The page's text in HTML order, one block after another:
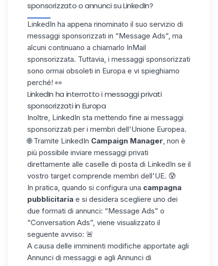
sponsorizzato o annunci su LinkedIn?
LinkedIn ha appena rinominato il suo servizio di
messaggi sponsorizzati in “Message Ads”, ma
alcuni continuano a chiamarlo InMail
sponsorizzata. Tuttavia, i messaggi sponsorizzati
sono ormai obsoleti in Europa e vi spieghiamo
perché! 👀
LinkedIn ha interrotto i messaggi privati
sponsorizzati in Europa
Inoltre, LinkedIn sta mettendo fine ai messaggi
sponsorizzati per i membri dell'Unione Europea.
🌐 Tramite LinkedIn Campaign Manager, non è
più possibile inviare messaggi privati
direttamente alle caselle di posta di LinkedIn se il
vostro target comprende membri dell'UE. 😰
In pratica, quando si configura una campagna
pubblicitaria e si desidera scegliere uno dei
due formati di annunci: “Message Ads” o
“Conversation Ads”, viene visualizzato il
seguente avviso: 🚨
A causa delle imminenti modifiche apportate agli
Annunci di messaggi e agli Annunci di